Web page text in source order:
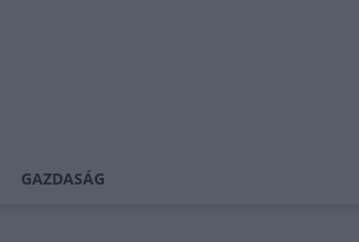
GAZDASÁG